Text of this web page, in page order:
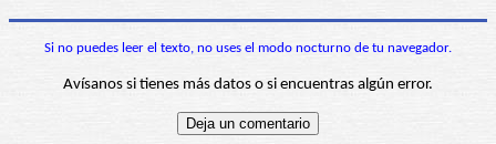
Si no puedes leer el texto, no uses el modo nocturno de tu navegador.
Avísanos si tienes más datos o si encuentras algún error.